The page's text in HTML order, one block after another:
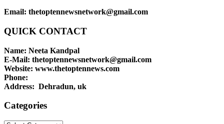
Email: thetoptennewsnetwork@gmail.com
QUICK CONTACT
Name: Neeta Kandpal
E-Mail: thetoptennewsnetwork@gmail.com
Website: www.thetoptennews.com
Phone:
Address: Dehradun, uk
Categories